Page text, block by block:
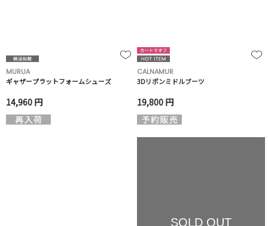
MURUA
ギャザープラットフォームシューズ
14,960 円
CALNAMUR
3Dリボンミドルブーツ
19,800 円
SOLD OUT